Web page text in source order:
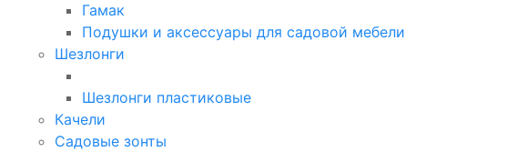
Гамак
Подушки и аксессуары для садовой мебели
Шезлонги
Шезлонги пластиковые
Качели
Садовые зонты